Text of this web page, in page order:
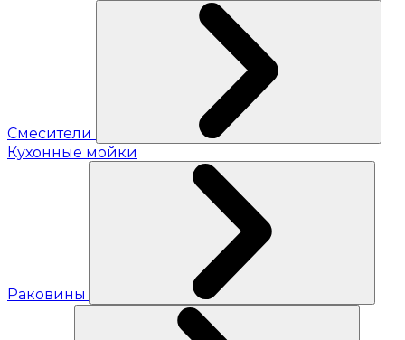
Смесители
Кухонные мойки
Раковины